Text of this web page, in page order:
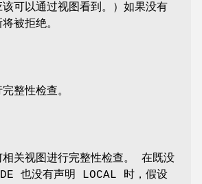
可以通过视图看到。）如果没有
被拒绝。
整性检查。
相关视图进行完整性检查。 在既没
也没有声明 LOCAL 时，假设